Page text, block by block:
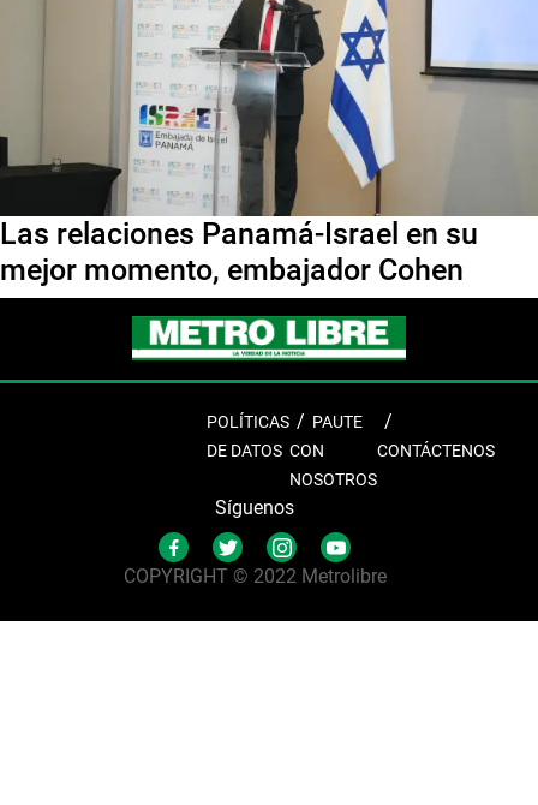
Las relaciones Panamá-Israel en su
mejor momento, embajador Cohen
POLÍTICAS
DE DATOS
PAUTE
CON
NOSOTROS
CONTÁCTENOS
Síguenos
COPYRIGHT © 2022 Metrolibre